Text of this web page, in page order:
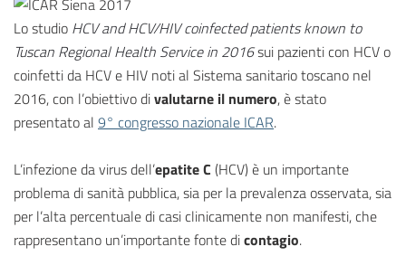
Lo studio HCV and HCV/HIV coinfected patients known to
Tuscan Regional Health Service in 2016sui pazienti con HCV o
coinfetti da HCV e HIV noti al Sistema sanitario toscano nel
2016, con l’obiettivo divalutarne il numero, è stato
presentato al 9° congresso nazionale ICAR.
L’infezione da virus dell’epatite C (HCV) è un importante
problema di sanità pubblica, sia per la prevalenza osservata, sia
per l’alta percentuale di casi clinicamente non manifesti, che
rappresentano un’importante fonte dicontagio.